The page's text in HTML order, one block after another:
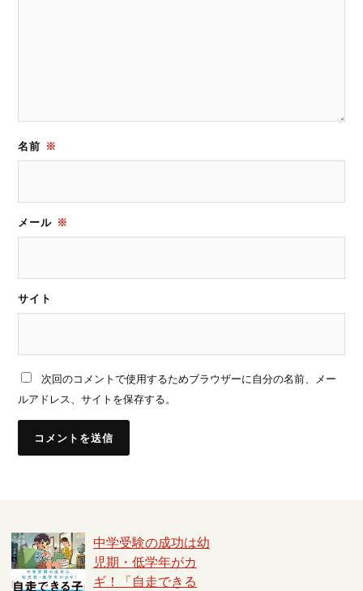
名前 ※
メール ※
サイト
次回のコメントで使用するためブラウザーに自分の名前、メー
ルアドレス、サイトを保存する。
中学受験の成功は幼
児期・低学年がカ
ギ！「自走できる